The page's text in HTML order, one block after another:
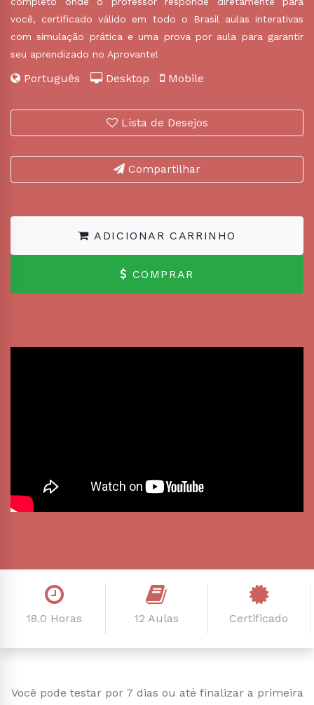
você, certificado válido em todo o Brasil aulas interativas
com simulação prática e uma prova por aula para garantir
seu aprendizado no Aprovante!
Português Desktop Mobile
Lista de Desejos
Compartilhar
ADICIONAR CARRINHO
COMPRAR
18.0 Horas 12 Aulas Certificado
Você pode testar por 7 dias ou até finalizar a primeira